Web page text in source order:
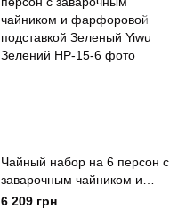
Чайный набор на 6 персон с
заварочным чайником и
фарфоровой подставкой
6 209 грн